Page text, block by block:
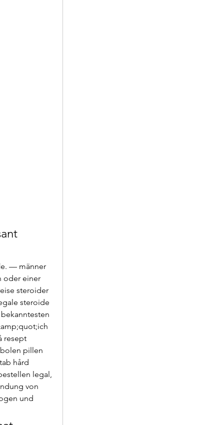
— männer
oder einer
steroider
steroide
resept
pillen
hård
legal,
von
und